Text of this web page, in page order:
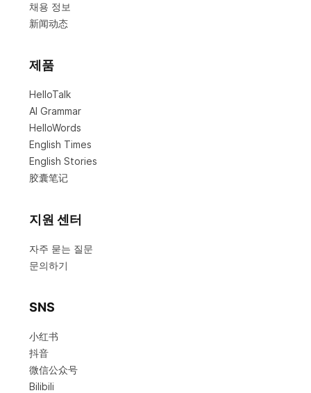
채용 정보
新闻动态
제품
HelloTalk
AI Grammar
HelloWords
English Times
English Stories
胶囊笔记
지원 센터
자주 묻는 질문
문의하기
SNS
小红书
抖音
微信公众号
Bilibili